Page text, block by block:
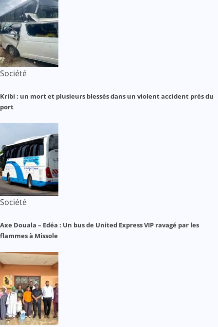
Société
Kribi : un mort et plusieurs blessés dans un violent accident près du
port
Société
Axe Douala – Edéa : Un bus de United Express VIP ravagé par les
flammes à Missole